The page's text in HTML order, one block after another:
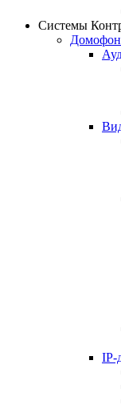
Системы
IP-